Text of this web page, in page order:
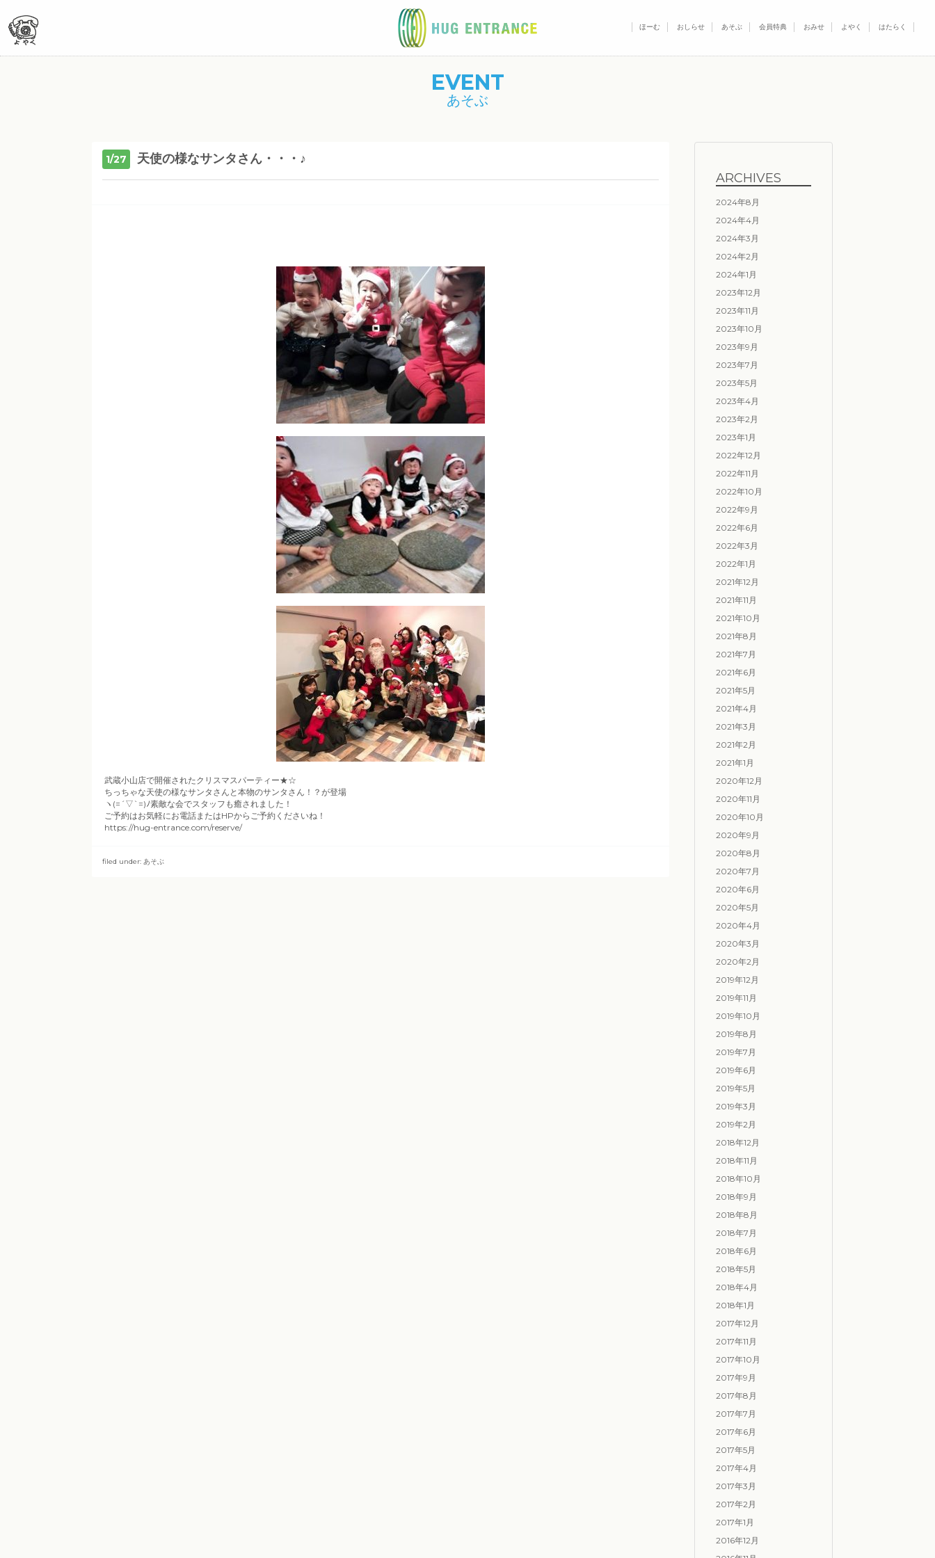
ほーむ おしらせ あそぶ 会員特典 おみせ よやく はたらく
EVENT
あそぶ
1/27 天使の様なサンタさん・・・♪
武蔵小山店で開催されたクリスマスパーティー★☆
ちっちゃな天使の様なサンタさんと本物のサンタさん！？が登場
ヽ(=´▽`=)ﾉ素敵な会でスタッフも癒されました！
ご予約はお気軽にお電話またはHPからご予約くださいね！
https://hug-entrance.com/reserve/
filed under: あそぶ
ARCHIVES
2024年8月
2024年4月
2024年3月
2024年2月
2024年1月
2023年12月
2023年11月
2023年10月
2023年9月
2023年7月
2023年5月
2023年4月
2023年2月
2023年1月
2022年12月
2022年11月
2022年10月
2022年9月
2022年6月
2022年3月
2022年1月
2021年12月
2021年11月
2021年10月
2021年8月
2021年7月
2021年6月
2021年5月
2021年4月
2021年3月
2021年2月
2021年1月
2020年12月
2020年11月
2020年10月
2020年9月
2020年8月
2020年7月
2020年6月
2020年5月
2020年4月
2020年3月
2020年2月
2019年12月
2019年11月
2019年10月
2019年8月
2019年7月
2019年6月
2019年5月
2019年3月
2019年2月
2018年12月
2018年11月
2018年10月
2018年9月
2018年8月
2018年7月
2018年6月
2018年5月
2018年4月
2018年1月
2017年12月
2017年11月
2017年10月
2017年9月
2017年8月
2017年7月
2017年6月
2017年5月
2017年4月
2017年3月
2017年2月
2017年1月
2016年12月